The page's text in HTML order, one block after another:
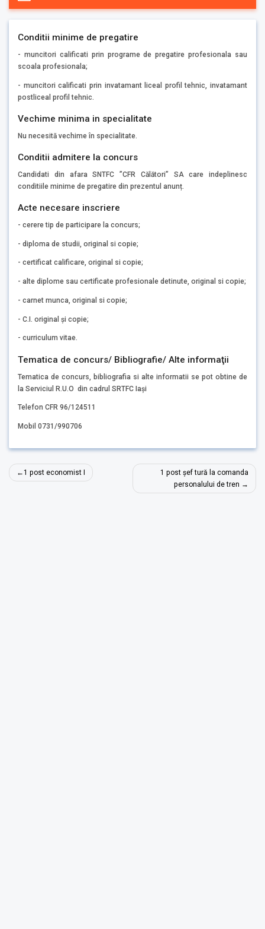
Conditii minime de pregatire
- muncitori calificati prin programe de pregatire profesionala sau
scoala profesionala;
- muncitori calificati prin invatamant liceal profil tehnic, invatamant
postliceal profil tehnic.
Vechime minima in specialitate
Nu necesită vechime în specialitate.
Conditii admitere la concurs
Candidati din afara SNTFC ”CFR Călători” SA care indeplinesc
conditiile minime de pregatire din prezentul anunț.
Acte necesare inscriere
- cerere tip de participare la concurs;
- diploma de studii, original si copie;
- certificat calificare, original si copie;
- alte diplome sau certificate profesionale detinute, original si copie;
- carnet munca, original si copie;
- C.I. original și copie;
- curriculum vitae.
Tematica de concurs/ Bibliografie/ Alte informaţii
Tematica de concurs, bibliografia si alte informatii se pot obtine de
la Serviciul R.U.O din cadrul SRTFC Iași
Telefon CFR 96/124511
Mobil 0731/990706
Navigare
în
1 post economist I
1 post șef tură la comanda
personalului de tren